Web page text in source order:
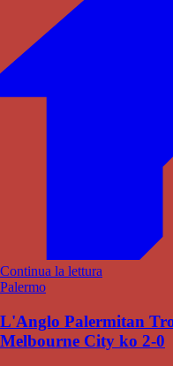
Continua la lettura
Palermo
L'Anglo Palermitan
Melbourne City ko 2-0